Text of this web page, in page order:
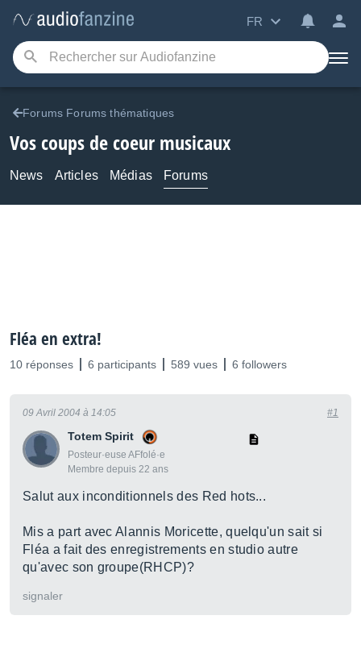
FR
Forums Forums thématiques
Vos coups de coeur musicaux
News Articles Médias Forums
Fléa en extra!
10 réponses 6 participants 589 vues 6 followers
Totem Spirit
Posteur·euse AFfolé·e
Membre depuis 22 ans
09 Avril 2004 à 14:05 #1
Salut aux inconditionnels des Red hots...
Mis a part avec Alannis Moricette, quelqu'un sait si
Fléa a fait des enregistrements en studio autre
qu'avec son groupe(RHCP)?
signaler